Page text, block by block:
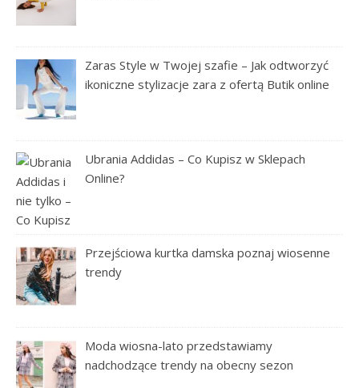
Zaras Style w Twojej szafie – Jak odtworzyć
ikoniczne stylizacje zara z ofertą Butik online
Ubrania Addidas – Co Kupisz w Sklepach
Online?
Przejściowa kurtka damska poznaj wiosenne
trendy
Moda wiosna-lato przedstawiamy
nadchodzące trendy na obecny sezon